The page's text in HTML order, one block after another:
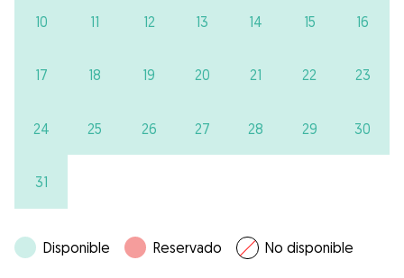
10 11 12 13 14 15 16
17 18 19 20 21 22 23
24 25 26 27 28 29 30
31
Disponible Reservado No disponible